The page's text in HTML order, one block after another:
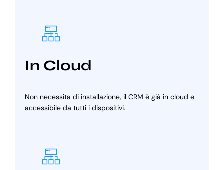
In Cloud
Non necessita di installazione, il CRM è già in cloud e
accessibile da tutti i dispositivi.